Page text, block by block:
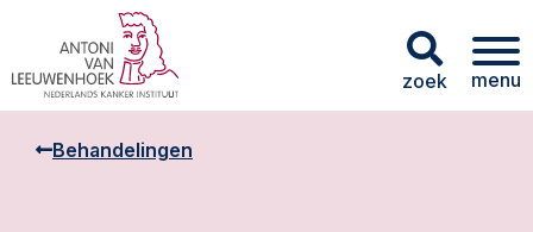
zoek menu
Behandelingen